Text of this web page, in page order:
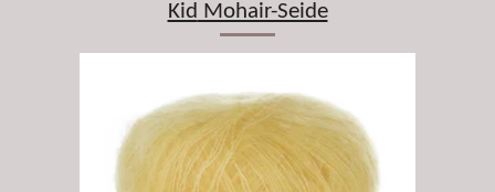
Kid Mohair-Seide